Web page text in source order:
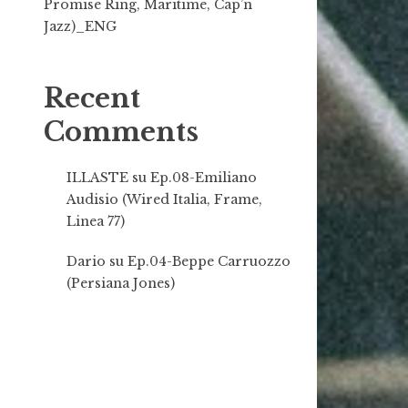
Promise Ring, Maritime, Cap’n
Jazz)_ENG
Recent
Comments
ILLASTEsu Ep.08-Emiliano
Audisio (Wired Italia, Frame,
Linea 77)
Dario su Ep.04-Beppe Carruozzo
(Persiana Jones)